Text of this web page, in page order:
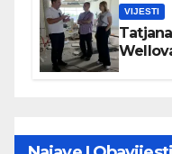
VIJESTI